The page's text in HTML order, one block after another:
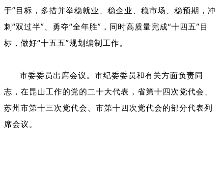
于”目标，多措并举稳就业、稳企业、稳市场、稳预期，冲
刺“双过半”、勇夺“全年胜” ， 同时高质量完成“十四五”目
标，做好“十五五”规划编制工作。
市委委员出席会议。市纪委委员和有关方面负责同
志，在昆山工作的党的二十大代表，省第十四次党代会、
苏州市第十三次党代会、市第十四次党代会的部分代表列
席会议。